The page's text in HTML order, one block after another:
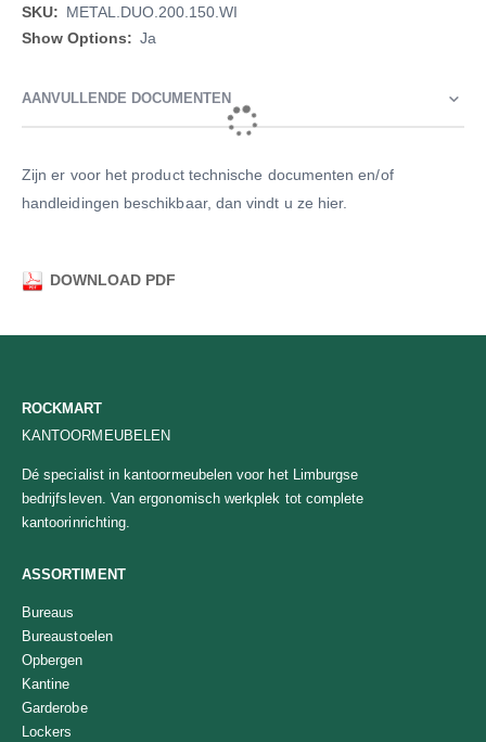
Meer
informatie
METAL.DUO.200.150.WI
Ja
AANVULLENDE DOCUMENTEN
Zijn er voor het product technische documenten en/of
handleidingen beschikbaar, dan vindt u ze hier.
DOWNLOAD PDF
ROCKMART
KANTOORMEUBELEN
Dé specialist in kantoormeubelen voor het Limburgse
bedrijfsleven. Van ergonomisch werkplek tot complete
kantoorinrichting.
ASSORTIMENT
Bureaus
Bureaustoelen
Opbergen
Kantine
Garderobe
Lockers